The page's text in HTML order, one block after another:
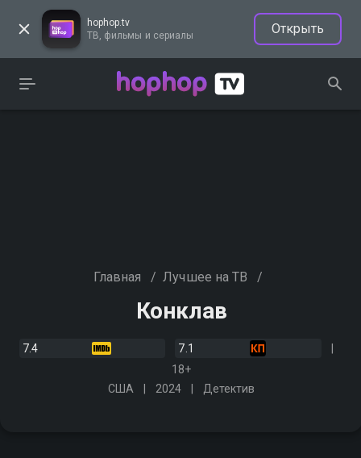
hophop.tv
ТВ, фильмы и сериалы
Открыть
Главная / Лучшее на ТВ /
Конклав
7.4
7.1
18+
США
2024 Детектив